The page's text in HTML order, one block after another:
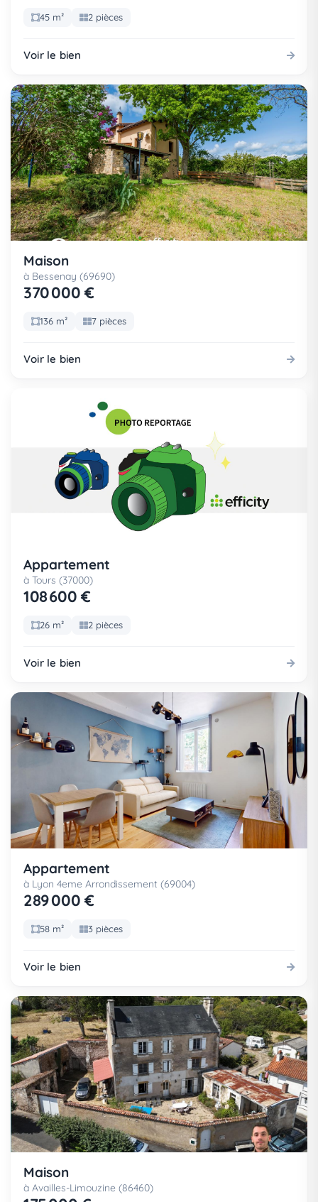
45 m² 2 pièces
Voir le bien
Maison
à Bessenay (69690)
370 000 €
136 m² 7 pièces
Voir le bien
Appartement
à Tours (37000)
108 600 €
26 m² 2 pièces
Voir le bien
Appartement
à Lyon 4eme Arrondissement (69004)
289 000 €
58 m² 3 pièces
Voir le bien
Maison
à Availles-Limouzine (86460)